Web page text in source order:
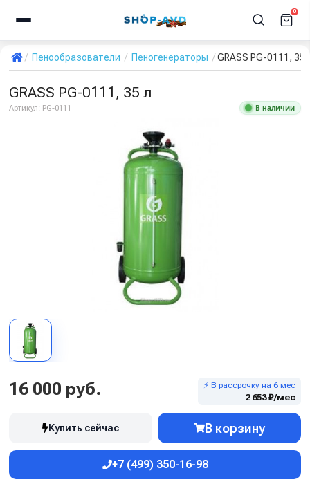
0
Пенообразователи Пеногенераторы GRASS PG-0111, 35
GRASS PG-0111, 35 л
Артикул: PG-0111 В наличии
16 000 руб. ⚡ В рассрочку на 6 мес
2 653 ₽/мес
Купить сейчас В корзину
+7 (499) 350-16-98